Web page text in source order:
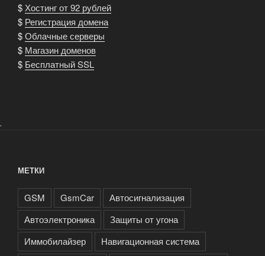
$ Хостинг от 92 рублей
$ Регистрация домена
$Облачные серверы
$ Магазин доменов
$ Бесплатный SSL
.
МЕТКИ
GSM GsmCar
Автосигнализация
Автоэлектроника
Защиты от угона
Иммобилайзер
Навигационная система